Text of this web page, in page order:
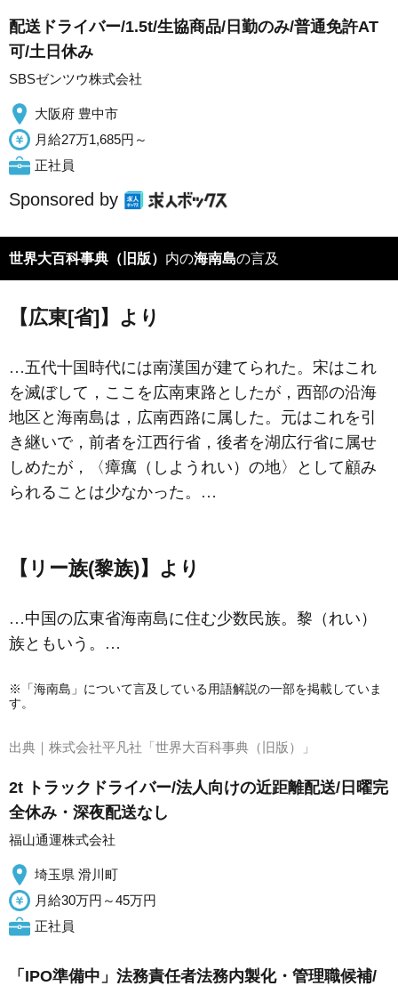
配送ドライバー/1.5t/生協商品/日勤のみ/普通免許AT
可/土日休み
SBSゼンツウ株式会社
大阪府 豊中市
月給27万1,685円～
正社員
Sponsored by
世界大百科事典（旧版） 内の海南島の言及
【広東[省]】より
…五代十国時代には南漢国が建てられた。宋はこれ
を滅ぼして，ここを広南東路としたが，西部の沿海
地区と海南島は，広南西路に属した。元はこれを引
き継いで，前者を江西行省，後者を湖広行省に属せ
しめたが，〈瘴癘（しようれい）の地〉として顧み
られることは少なかった。…
【リー族(黎族)】より
…中国の広東省海南島に住む少数民族。黎（れい）
族ともいう。…
※「海南島」について言及している用語解説の一部を掲載していま
す。
出典｜ 株式会社平凡社「世界大百科事典（旧版）」
2t トラックドライバー/法人向けの近距離配送/日曜完
全休み・深夜配送なし
福山通運株式会社
埼玉県 滑川町
月給30万円～45万円
正社員
「IPO準備中」法務責任者法務内製化・管理職候補/